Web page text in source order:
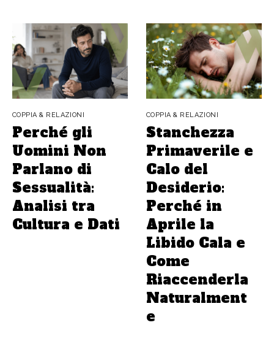
COPPIA & RELAZIONI
Perché gli
Uomini Non
Parlano di
Sessualità:
Analisi tra
Cultura e Dati
COPPIA & RELAZIONI
Stanchezza
Primaverile e
Calo del
Desiderio:
Perché in
Aprile la
Libido Cala e
Come
Riaccenderla
Naturalment
e